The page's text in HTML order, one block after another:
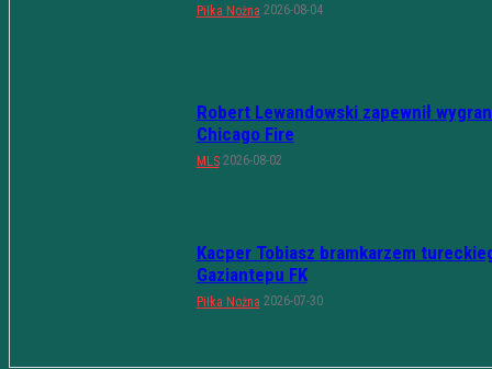
Piłka Nożna 2026-08-04
Robert Lewandowski zapewnił
Chicago Fire
MLS 2026-08-02
Kacper Tobiasz bramkarzem
Gaziantepu FK
Piłka Nożna 2026-07-30